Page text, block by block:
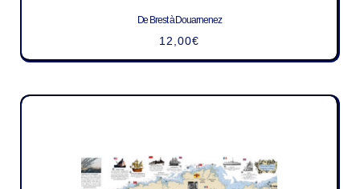
De Brest à Douarnenez
12,00€